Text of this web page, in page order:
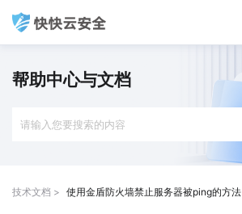
帮助中心与文档
技术文档 > 使用金盾防火墙禁止服务器被ping的方法